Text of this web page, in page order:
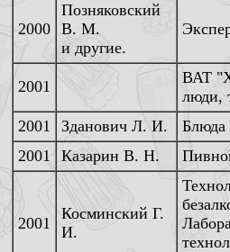
2000
Позняковский
В. М.
и другие.
2001
ВАТ
люди,
2001
Зданович Л. И.
Блюда
2001
Казарин В. Н.
2001
Косминский Г.
И.